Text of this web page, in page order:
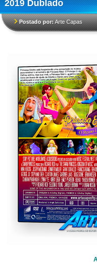
2019 Dublado
Postado por:Arte Capas